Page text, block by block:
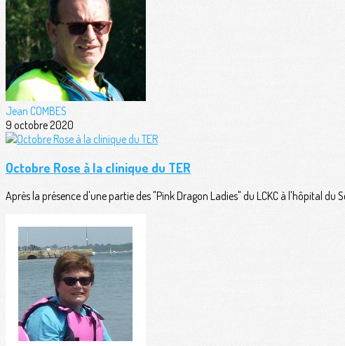
Jean COMBES
9 octobre 2020
Octobre Rose à la clinique du TER
Après la présence d'une partie des "Pink Dragon Ladies" du LCKC à l'hôpital du